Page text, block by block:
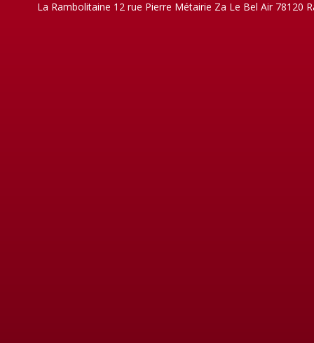
La Rambolitaine 12 rue Pierre Métairie Za Le Bel Air